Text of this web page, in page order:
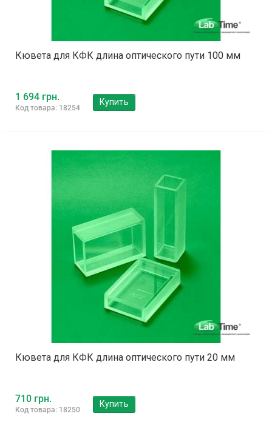
Кювета для КФК длина оптического пути 100 мм
1 694 грн.
Код товара: 18254
Купить
Кювета для КФК длина оптического пути 20 мм
710 грн.
Код товара: 18250
Купить